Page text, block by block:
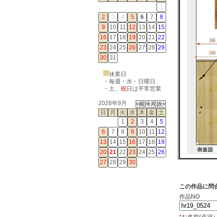
1
2
3 4 5 6 7
8
9
10 11 12 13 14 15
16 17 18 19 20 21 22
23 24 25 26 27 28 29
30 31
休業日
・毎週・水・日曜日
・ 土、 祝日は平常営業
2026年9月
日
月 火 水 木 金
土
1
2 3 4
5
6
7 8 9 10 11 12
13 14 15 16 17 18 19
20 21 22 23 24 25 26
27 28 29 30
この作品に問
作品NO